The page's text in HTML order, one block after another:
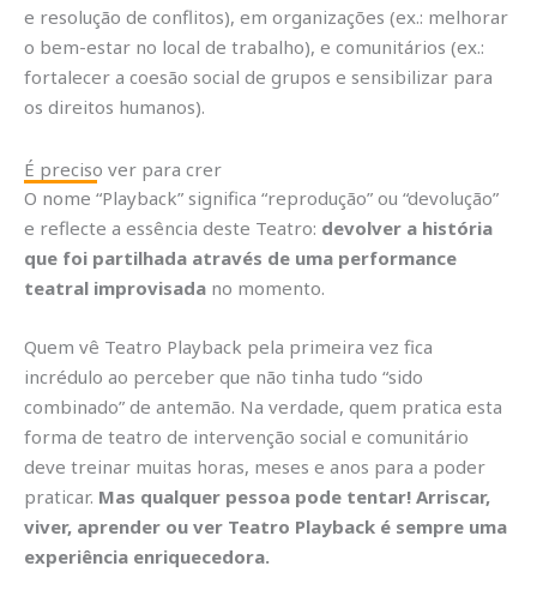
e resolução de conflitos), em organizações (ex.: melhorar
o bem-estar no local de trabalho), e comunitários (ex.:
fortalecer a coesão social de grupos e sensibilizar para
os direitos humanos).
É preciso ver para crer
O nome “Playback” significa “reprodução” ou “devolução”
e reflecte a essência deste Teatro: devolver a história
que foi partilhada através de uma performance
teatral improvisada no momento.
Quem vê Teatro Playback pela primeira vez fica
incrédulo ao perceber que não tinha tudo “sido
combinado” de antemão. Na verdade, quem pratica esta
forma de teatro de intervenção social e comunitário
deve treinar muitas horas, meses e anos para a poder
praticar. Mas qualquer pessoa pode tentar! Arriscar,
viver, aprender ou ver Teatro Playback é sempre uma
experiência enriquecedora.